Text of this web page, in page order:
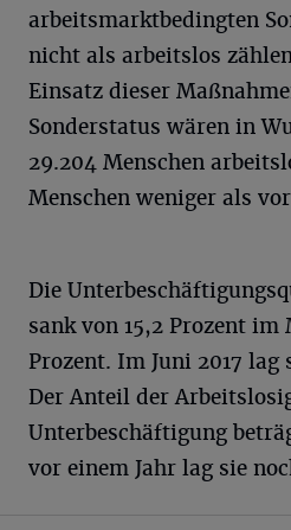
arbeitsmarktbedingten
nicht als arbeitslos
Einsatz dieser
Sonderstatus wären in
29.204 Menschen
Menschen weniger als
Die
sank von 15,2 Prozent im
Prozent. Im Juni 2017 lag
Der Anteil der
Unterbeschäftigung
vor einem Jahr lag sie